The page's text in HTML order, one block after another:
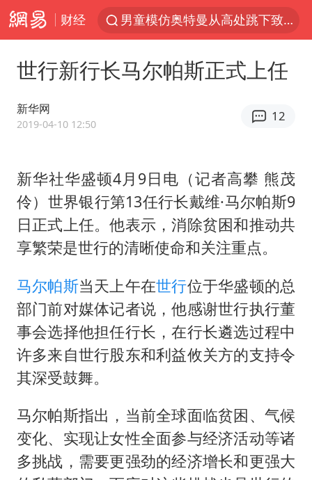
财经
男童模仿奥特曼从高处跳下致骨折
视频丨中国东方电气集团原党组副书记、董事宋致远被查
女主硬加吻戏短剧已下架
上海多家景点临时闭园或调整运营时间
郑丽文：台湾从来没有“独立”过
董璇小酒窝朵朵为佟丽娅庆生
媒体：“内容由AI生成”不是免责盾牌
多个明星演唱会取消
西贝创始人贾国龙押注鲜羊赛道
女儿为争财产堵门阻挠父亲出殡
人民的健康、体质、幸福一脉相承
世行新行长马尔帕斯正式上任
新华网
2019-04-10 12:50
12
新华社华盛顿4月9日电（记者高攀 熊茂
伶）世界银行第13任行长戴维·马尔帕斯9
日正式上任。他表示，消除贫困和推动共
享繁荣是世行的清晰使命和关注重点。
马尔帕斯当天上午在世行位于华盛顿的总
部门前对媒体记者说，他感谢世行执行董
事会选择他担任行长，在行长遴选过程中
许多来自世行股东和利益攸关方的支持令
其深受鼓舞。
马尔帕斯指出，当前全球面临贫困、气候
变化、实现让女性全面参与经济活动等诸
多挑战，需要更强劲的经济增长和更强大